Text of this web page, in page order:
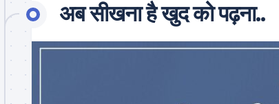
अब सीखना है खुद को पढ़ना..